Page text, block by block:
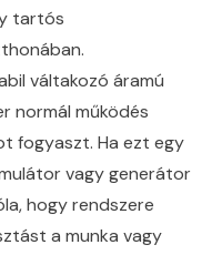
tartós
váltakozó áramú
normál működés
fogyaszt. Ha ezt egy
vagy generátor
hogy rendszere
a munka vagy